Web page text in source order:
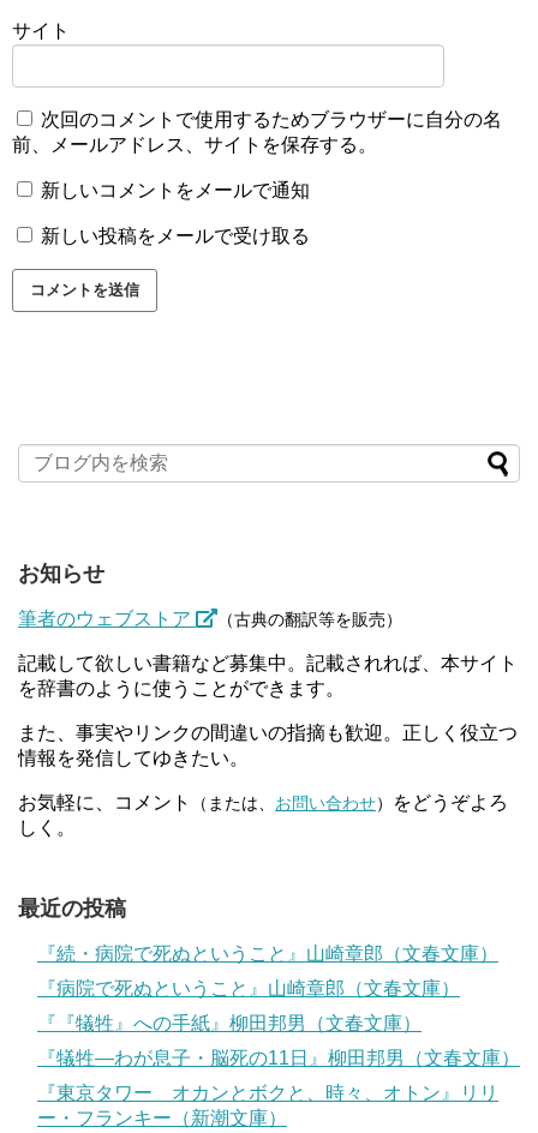
サイト
次回のコメントで使用するためブラウザーに自分の名
前、メールアドレス、サイトを保存する。
新しいコメントをメールで通知
新しい投稿をメールで受け取る
お知らせ
筆者のウェブストア （古典の翻訳等を販売）
記載して欲しい書籍など募集中。記載されれば、本サイト
を辞書のように使うことができます。
また、事実やリンクの間違いの指摘も歓迎。正しく役立つ
情報を発信してゆきたい。
お気軽に、コメント （または、 お問い合わせ）
をどうぞよろ
しく。
最近の投稿
『続・病院で死ぬということ』山崎章郎（文春文庫）
『病院で死ぬということ』山崎章郎（文春文庫）
『『犠牲』への手紙』柳田邦男（文春文庫）
『犠牲―わが息子・脳死の11日』柳田邦男（文春文庫）
『東京タワー オカンとボクと、時々、オトン』リリ
ー・フランキー（新潮文庫）